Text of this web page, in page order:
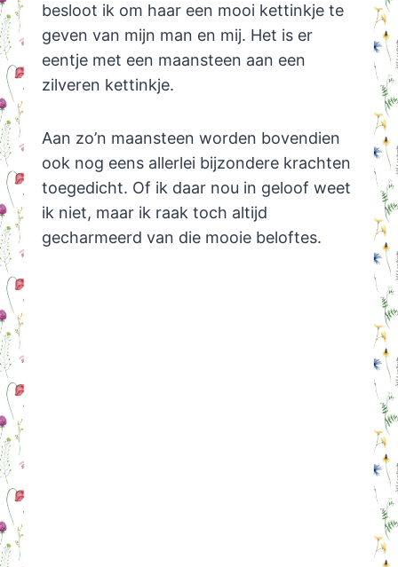
besloot ik om haar een mooi kettinkje te
geven van mijn man en mij. Het is er
eentje met een maansteen aan een
zilveren kettinkje.
Aan zo’n maansteen worden bovendien
ook nog eens allerlei bijzondere krachten
toegedicht. Of ik daar nou in geloof weet
ik niet, maar ik raak toch altijd
gecharmeerd van die mooie beloftes.